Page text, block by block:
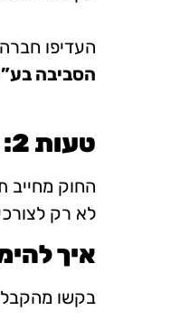
העדיפו
הסביבה
טעות 2: היעדר תיעוד חוקי לפינוי הפסולת
החוק מחייב
לא רק
איך
בקשו